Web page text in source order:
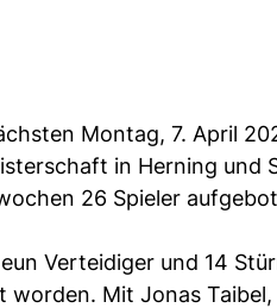
Montag, 7. April
in Herning und
26 Spieler
Verteidiger und 14
Mit Jonas